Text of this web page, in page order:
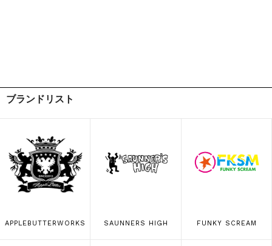
ブランドリスト
APPLEBUTTERWORKS SAUNNERS HIGH FUNKY SCREAM